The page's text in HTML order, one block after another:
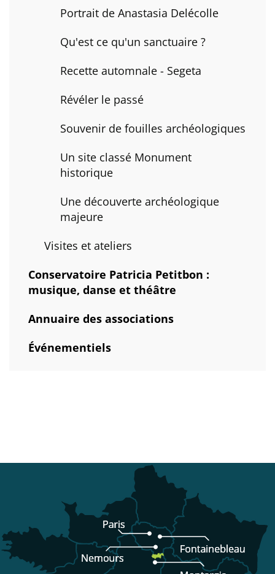
Portrait de Anastasia Delécolle
Qu'est ce qu'un sanctuaire ?
Recette automnale - Segeta
Révéler le passé
Souvenir de fouilles archéologiques
Un site classé Monument
historique
Une découverte archéologique
majeure
Visites et ateliers
Conservatoire Patricia Petitbon :
musique, danse et théâtre
Annuaire des associations
Événementiels